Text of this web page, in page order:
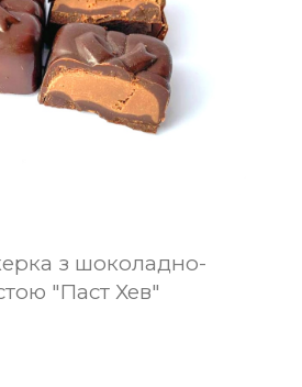
з шоколадно-
"Паст Хев"